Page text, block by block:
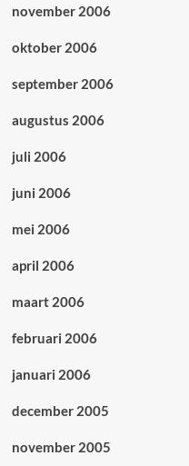
november 2006
oktober 2006
september 2006
augustus 2006
juli 2006
juni 2006
mei 2006
april 2006
maart 2006
februari 2006
januari 2006
december 2005
november 2005